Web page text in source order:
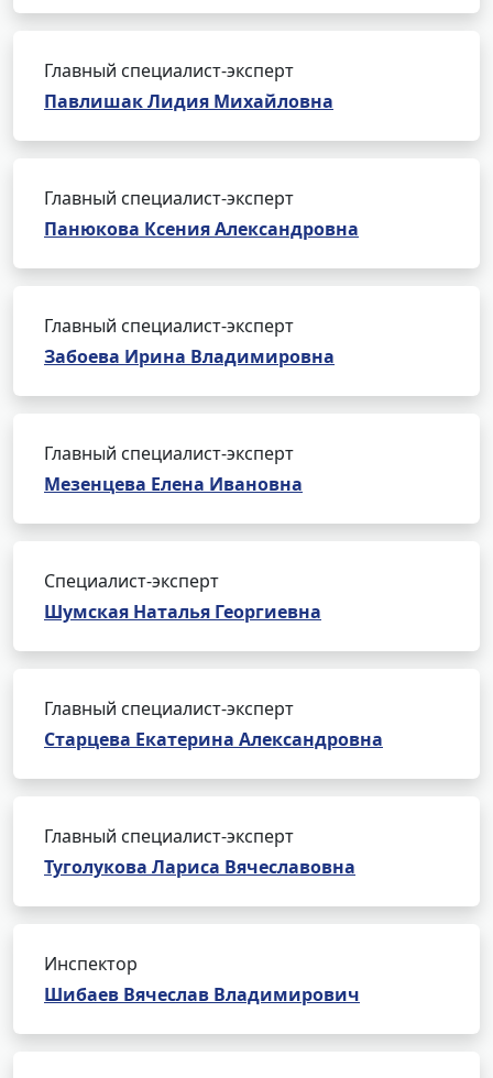
Главный специалист-эксперт
Павлишак Лидия Михайловна
Главный специалист-эксперт
Панюкова Ксения Александровна
Главный специалист-эксперт
Забоева Ирина Владимировна
Главный специалист-эксперт
Мезенцева Елена Ивановна
Специалист-эксперт
Шумская Наталья Георгиевна
Главный специалист-эксперт
Старцева Екатерина Александровна
Главный специалист-эксперт
Туголукова Лариса Вячеславовна
Инспектор
Шибаев Вячеслав Владимирович